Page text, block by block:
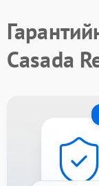
Casada